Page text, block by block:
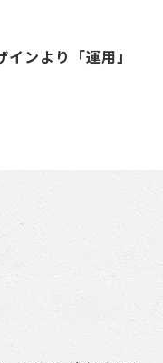
ンより「運用」